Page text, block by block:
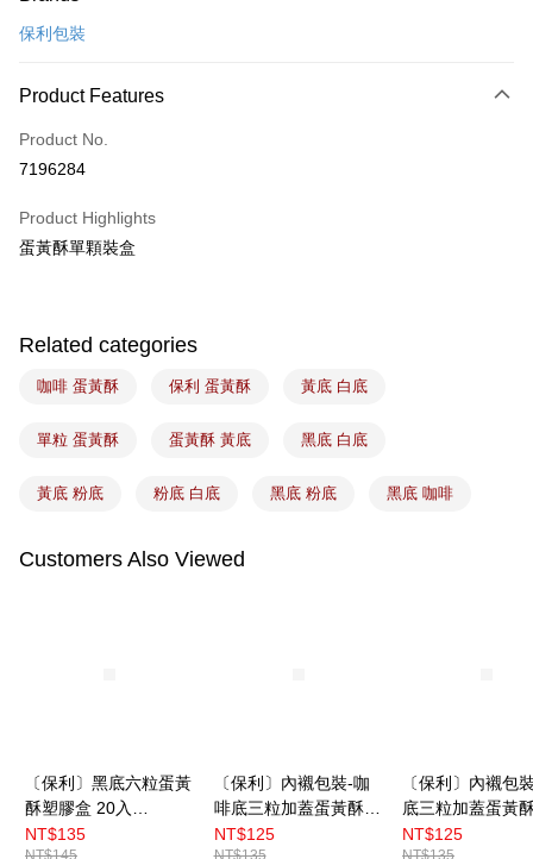
LINE Pay
Apple Pay
Easy Wallet
Google Pay
Plus Pay
7-11取貨(5kg以內，尺寸不超過90cm)
NT$100/order | Free shipping on orders of NT$1,500 or more
常溫宅配-(限重20kg以下)
保利包裝
Product Features
Product No.
7196284
Product Highlights
蛋黃酥單顆裝盒
Related categories
咖啡 蛋黃酥 保利 蛋黃酥 黃底 白底
單粒 蛋黃酥 蛋黃酥 黃底 黑底 白底
黃底 粉底 粉底 白底 黑底 粉底 黑底 咖啡
Customers Also Viewed
〔保利〕黑底六粒蛋黃
酥塑膠盒 20入
（BP3154）
NT$135
NT$145
〔保利〕內襯包裝-咖
啡底三粒加蓋蛋黃酥盒
25入（BP3561）
NT$125
NT$135
〔保利〕內襯包
底三粒加蓋蛋黃
25入（BP3561）
NT$125
NT$135